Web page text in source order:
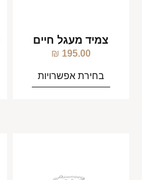
צמיד מעגל חיים
195.00
₪
בחירת אפשרויות